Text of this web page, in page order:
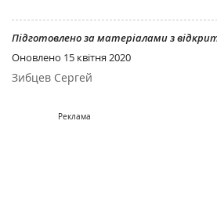
Підготовлено за матеріалами з
Оновлено 15 квітня 2020
Зибцев Сергей
Реклама